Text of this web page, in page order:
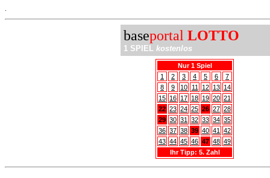
baseportal LOTTO
1 SPIEL kostenlos
Nur 1 Spiel
1
2 3 4 5 6
7
8
9 10 11 12 13 14
15 16 17 18 19 20 21
22 23 24 25 26 27 28
29 30 31 32 33 34 35
36 37 38 39 40 41
42
43 44 45 46 47 48 49
Ihr Tipp: 5. Zahl